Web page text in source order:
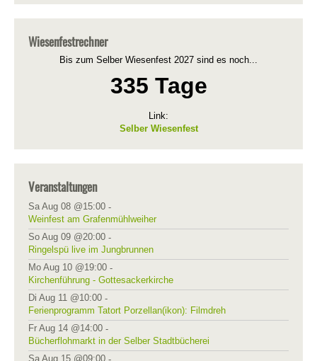
Wiesenfestrechner
Bis zum Selber Wiesenfest 2027 sind es noch...
335 Tage
Link:
Selber Wiesenfest
Veranstaltungen
Sa Aug 08 @15:00 -
Weinfest am Grafenmühlweiher
So Aug 09 @20:00 -
Ringelspü live im Jungbrunnen
Mo Aug 10 @19:00 -
Kirchenführung - Gottesackerkirche
Di Aug 11 @10:00 -
Ferienprogramm Tatort Porzellan(ikon): Filmdreh
Fr Aug 14 @14:00 -
Bücherflohmarkt in der Selber Stadtbücherei
Sa Aug 15 @09:00